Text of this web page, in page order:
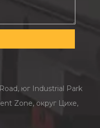
юг Industrial Park
Zone, округ Цихе,